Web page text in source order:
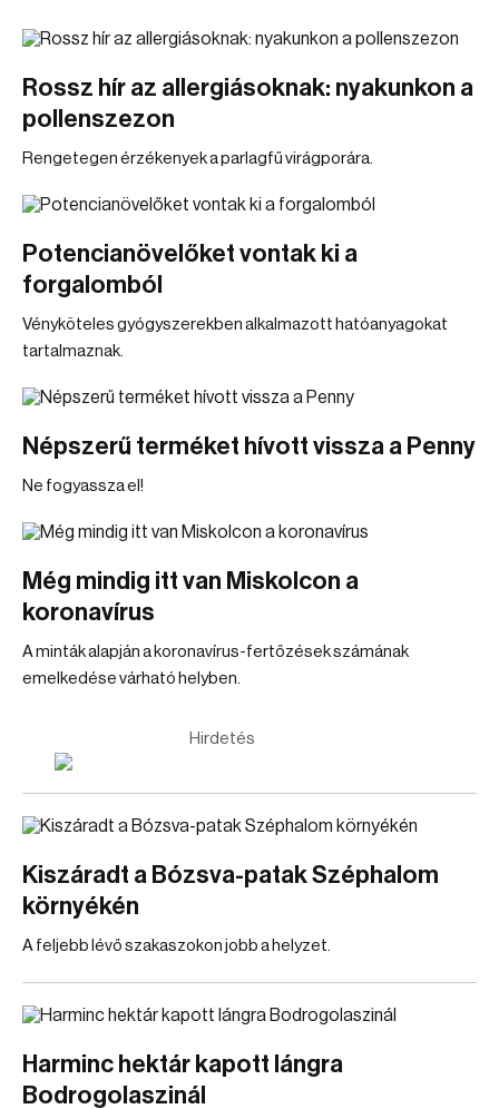
Rossz hír az allergiásoknak: nyakunkon a
pollenszezon
Rengetegen érzékenyek a parlagfű virágporára.
Potencianövelőket vontak ki a
forgalomból
Vényköteles gyógyszerekben alkalmazott hatóanyagokat
tartalmaznak.
Népszerű terméket hívott vissza a Penny
Ne fogyassza el!
Még mindig itt van Miskolcon a
koronavírus
A minták alapján a koronavírus-fertőzések számának
emelkedése várható helyben.
Hirdetés
Kiszáradt a Bózsva-patak Széphalom
környékén
A feljebb lévő szakaszokon jobb a helyzet.
Harminc hektár kapott lángra
Bodrogolaszinál